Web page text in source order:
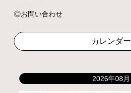
お問い合わせ
カレンダー
2026年08月